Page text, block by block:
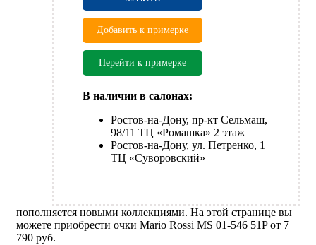
Добавить к примерке
Перейти к примерке
В наличии в салонах:
Ростов-на-Дону, пр-кт Сельмаш,
98/11 ТЦ «Ромашка» 2 этаж
Ростов-на-Дону, ул. Петренко, 1
ТЦ «Суворовский»
пополняется новыми коллекциями. На этой странице вы
можете приобрести очки Mario Rossi MS 01-546 51P от 7
790 руб.